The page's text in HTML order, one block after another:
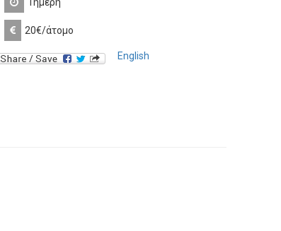
20€/άτομο
English